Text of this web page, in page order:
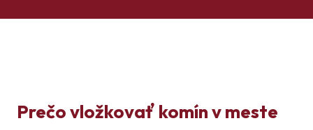
Prečo vložkovať komín v meste